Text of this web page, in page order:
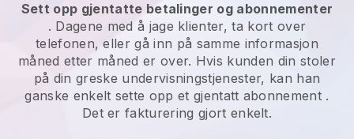
Sett opp gjentatte betalinger og abonnementer
. Dagene med å jage klienter, ta kort over
telefonen, eller gå inn på samme informasjon
måned etter måned er over. Hvis kunden din stoler
på din greske undervisningstjenester, kan han
ganske enkelt sette opp et gjentatt abonnement .
Det er fakturering gjort enkelt.